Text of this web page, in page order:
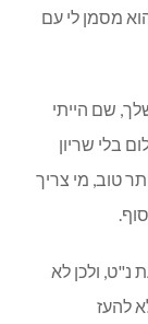
מסמן לי עם
שם הייתי
בלי שריון
טוב, מי צריך
ולכן לא
להעז